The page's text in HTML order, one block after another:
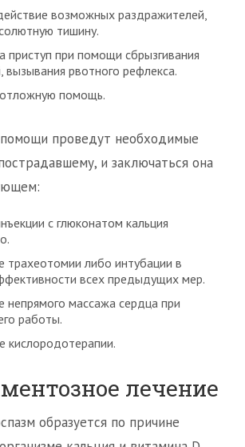
возможных раздражителей,
тишину.
приступ при помощи сбрызгивания
вызывания рвотного рефлекса.
помощь.
проведут необходимые
и заключаться она
с глюконатом кальция
трахеотомии либо интубации в
всех предыдущих мер.
непрямого массажа сердца при
работы.
кислородотерапии.
лечение
образуется по причине